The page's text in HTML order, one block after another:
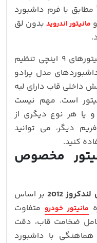
با فرم داشبورد
مانیتور اندرویدبدون لق‌
ابعاد استاندارد این قابها برای مانیتورهای ۹ اینچی تنظیم
مدل پرادو
بخش داخلی قاب دارای لبه‌
است. مهم نیست
و یا هر نوع دیگری از
دیگر، می توانید
کنید.
مخصوص
2012
بر اساس
مانیتور خودرومتفاوت
ضخامت قاب، دقت
با داشبورد